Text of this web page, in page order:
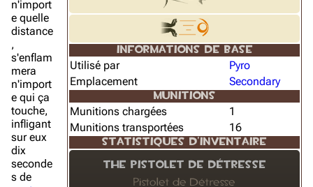
INFORMATIONS DE BASE
Utilisé par
Pyro
Emplacement
Secondary
MUNITIONS
Munitions chargées
1
Munitions transportées
16
STATISTIQUES D'INVENTAIRE
The Pistolet de Détresse
Pistolet de Détresse
n'import
e quelle
distance
,
s'enflam
mera
n'import
e qui ça
touche,
infligant
sur eux
dix
seconde
s de